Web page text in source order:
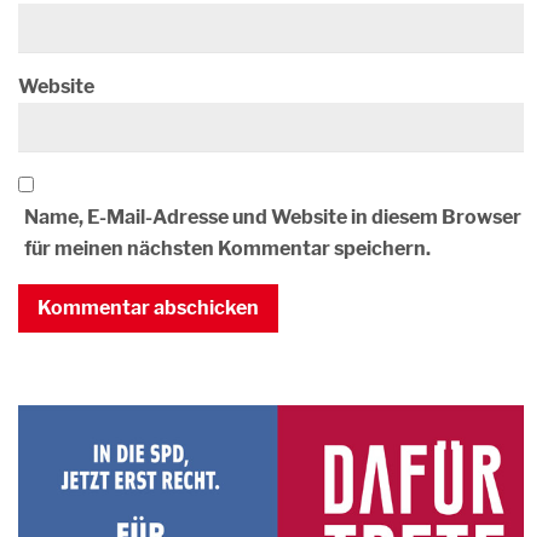
Website
Name, E-Mail-Adresse und Website in diesem Browser
für meinen nächsten Kommentar speichern.